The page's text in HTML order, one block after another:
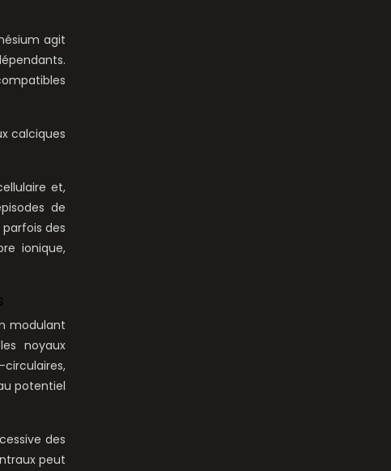
agit
calciques
et,
de
des
ionique,
modulant
noyaux
potentiel
des
peut